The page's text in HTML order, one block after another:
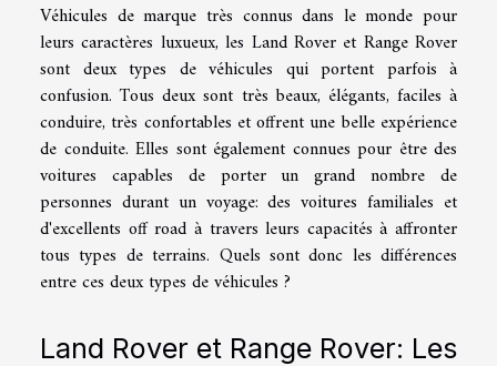
Véhicules de marque très connus dans le monde pour
leurs caractères luxueux, les Land Rover et Range Rover
sont deux types de véhicules qui portent parfois à
confusion. Tous deux sont très beaux, élégants, faciles à
conduire, très confortables et offrent une belle expérience
de conduite. Elles sont également connues pour être des
voitures capables de porter un grand nombre de
personnes durant un voyage: des voitures familiales et
d'excellents off road à travers leurs capacités à affronter
tous types de terrains. Quels sont donc les différences
entre ces deux types de véhicules ?
Land Rover et Range Rover: Les